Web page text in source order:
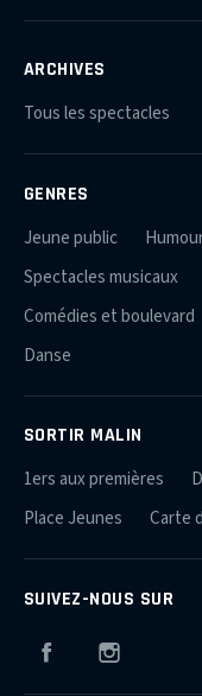
ARCHIVES
Tous les spectacles
GENRES
Jeune public
Spectacles musicaux
Comédies et boulevard
Danse
SORTIR MALIN
1ers aux premières
Place Jeunes
Carte
SUIVEZ-NOUS SUR
Facebook